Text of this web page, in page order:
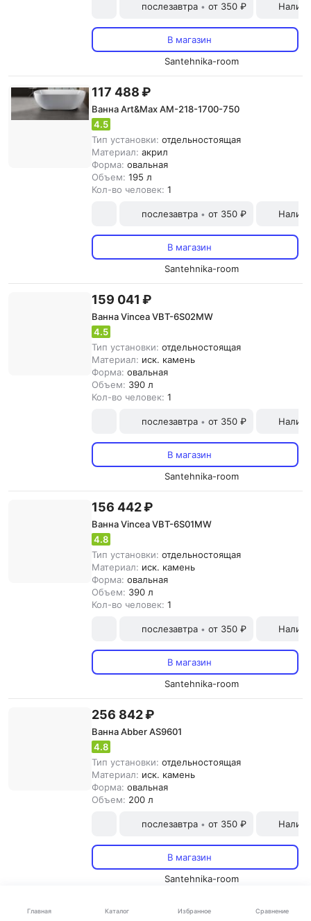
Главная Каталог Избранное Сравнение
послезавтра • от 350 ₽
В магазин
Santehnika-room
117 488 ₽
Ванна Art&Max AM-218-1700-750
4.5
Тип установки: отдельностоящая
Материал: акрил
Форма: овальная
Объем: 195 л
Кол-во человек: 1
послезавтра • от 350 ₽
В магазин
Santehnika-room
159 041 ₽
Ванна Vincea VBT-6S02MW
4.5
Тип установки: отдельностоящая
Материал: иск. камень
Форма: овальная
Объем: 390 л
Кол-во человек: 1
послезавтра • от 350 ₽
В магазин
Santehnika-room
156 442 ₽
Ванна Vincea VBT-6S01MW
4.8
Тип установки: отдельностоящая
Материал: иск. камень
Форма: овальная
Объем: 390 л
Кол-во человек: 1
послезавтра • от 350 ₽
В магазин
Santehnika-room
256 842 ₽
Ванна Abber AS9601
4.8
Тип установки: отдельностоящая
Материал: иск. камень
Форма: овальная
Объем: 200 л
послезавтра • от 350 ₽
В магазин
Santehnika-room
350 094 ₽